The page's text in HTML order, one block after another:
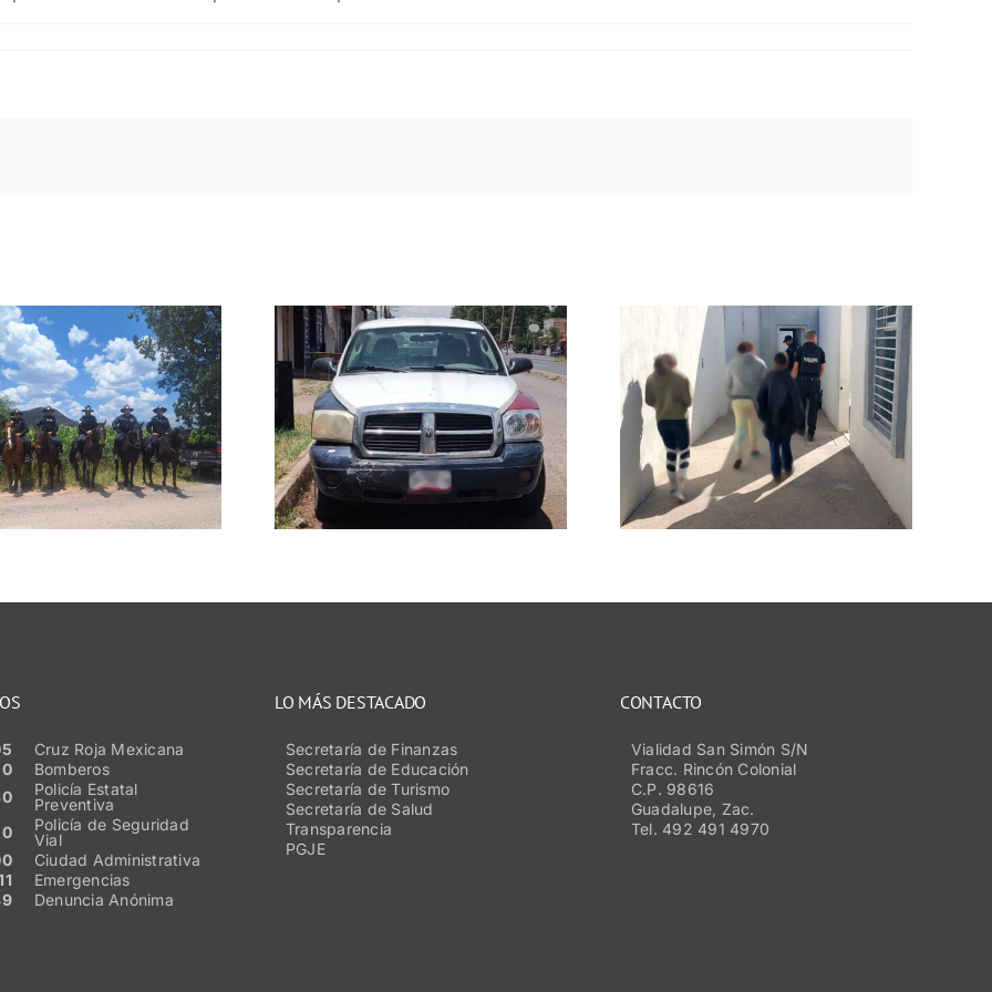
Asegura FRIZ una
camioneta con
reporte de robo en
Villanueva
Reintegran Policía
Estatal y Policía
Municipal a un
menor con su
familia en
Trancoso
Cruz Roja Mexicana
Bomberos
Policía Estatal
Preventiva
Policía de Seguridad
Vial
Ciudad Administrativa
Emergencias
Denuncia Anónima
LO MÁS DESTACADO
Secretaría de Finanzas
Secretaría de Educación
Secretaría de Turismo
Secretaría de Salud
Transparencia
PGJE
CONTACTO
Vialidad San Simón S/N
Fracc. Rincón Colonial
C.P. 98616
Guadalupe, Zac.
Tel. 492 491 4970